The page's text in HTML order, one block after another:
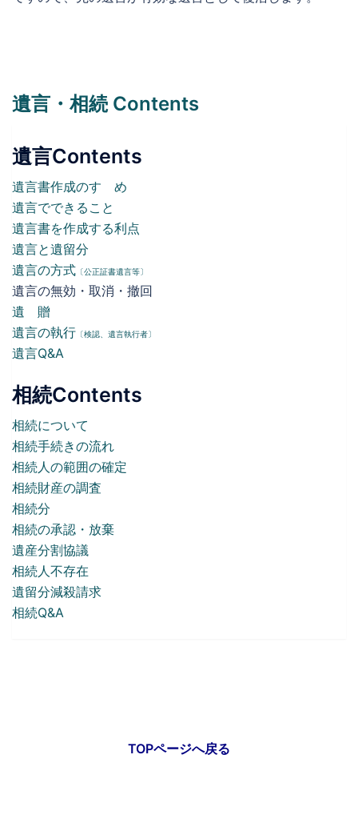
遺言・相続 Contents
遺言Contents
遺言書作成のすゝめ
遺言でできること
遺言書を作成する利点
遺言と遺留分
遺言の方式 〔公正証書遺言等〕
遺言の無効・取消・撤回
遺 贈
遺言の執行 〔検認、遺言執行者〕
遺言Q&A
相続Contents
相続について
相続手続きの流れ
相続人の範囲の確定
相続財産の調査
相続分
相続の承認・放棄
遺産分割協議
相続人不存在
遺留分減殺請求
相続Q&A
TOPページへ戻る